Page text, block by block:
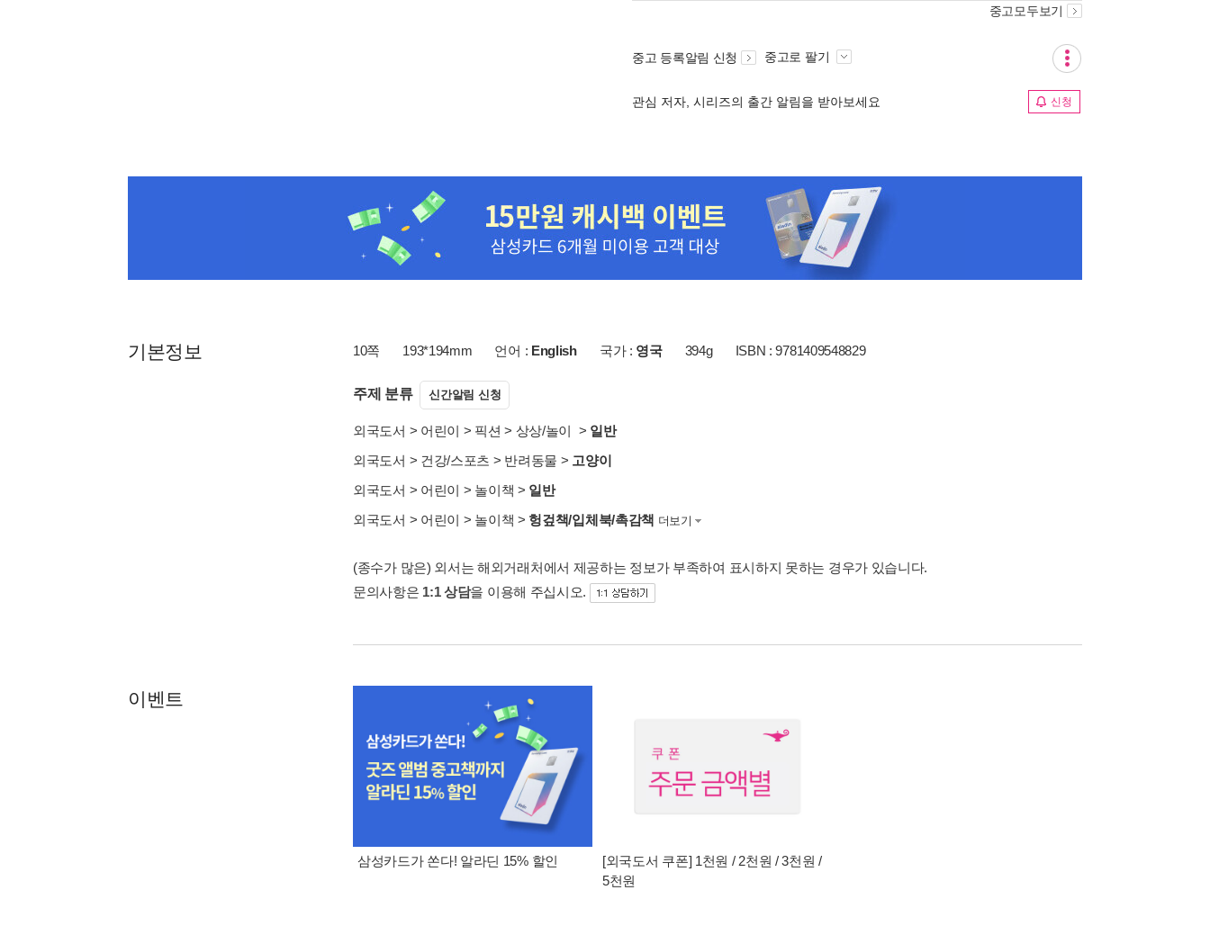
중고모두보기
중고 등록알림 신청 중고로 팔기
관심 저자, 시리즈의 출간 알림을 받아보세요 신청
기본정보 10쪽 193*194mm 언어 : English 국가 : 영국 394g ISBN : 9781409548829
주제 분류 신간알림 신청
외국도서 > 어린이 > 픽션 > 상상/놀이 > 일반
외국도서 > 건강/스포츠 > 반려동물 > 고양이
외국도서 > 어린이 > 놀이책 > 일반
외국도서 > 어린이 > 놀이책 > 헝겊책/입체북/촉감책 더보기
(종수가 많은) 외서는 해외거래처에서 제공하는 정보가 부족하여 표시하지 못하는 경우가 있습니다.
문의사항은 1:1 상담을 이용해 주십시오.
이벤트
삼성카드가 쏜다! 알라딘 15% 할인
[외국도서 쿠폰] 1천원 / 2천원 / 3천원 /
5천원